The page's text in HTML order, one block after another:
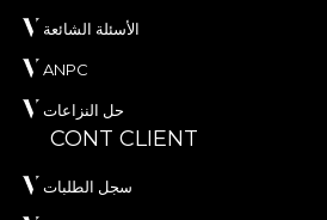
الأسئلة الشائعة
ANPC
حل النزاعات
CONT CLIENT
سجل الطلبات